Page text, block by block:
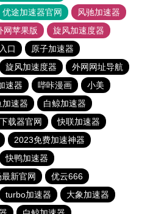
优途加速器官网
风驰加速器
网苹果版
旋风加速度器
口
原子加速器
旋风加速度器
外网网址导航
速器 哔咔漫画
小美
加速器
白鲸加速器
载器官网
快联加速器
2023免费加速神器
快鸭加速器
新官网
优云666
turbo加速器
大象加速器